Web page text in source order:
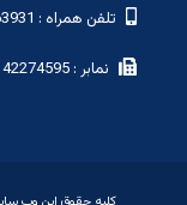
تلفن همراه : 09131763931
نمابر : 03142274595